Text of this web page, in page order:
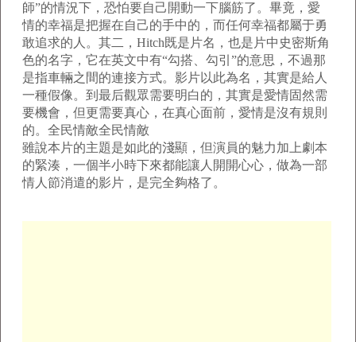
師”的情況下，恐怕要自己開動一下腦筋了。畢竟，愛
情的幸福是把握在自己的手中的，而任何幸福都屬于勇
敢追求的人。其二，Hitch既是片名，也是片中史密斯角
色的名字，它在英文中有“勾搭、勾引”的意思，不過那
是指車輛之間的連接方式。影片以此為名，其實是給人
一種假像。到最后觀眾需要明白的，其實是愛情固然需
要機會，但更需要真心，在真心面前，愛情是沒有規則
的。全民情敵全民情敵
雖說本片的主題是如此的淺顯，但演員的魅力加上劇本
的緊湊，一個半小時下來都能讓人開開心心，做為一部
情人節消遣的影片，是完全夠格了。